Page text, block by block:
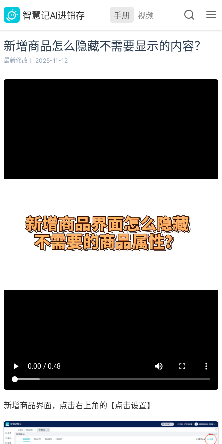
智慧记AI进销存 手册 视频
新增商品怎么隐藏不需要显示的内容？
最新修改于 2025-11-12
新增商品界面，点击右上角的【点击设置】